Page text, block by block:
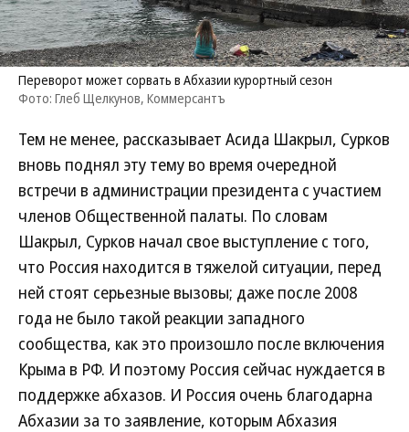
Переворот может сорвать в Абхазии курортный сезон
Фото: Глеб Щелкунов, Коммерсантъ
Тем не менее, рассказывает Асида Шакрыл, Сурков
вновь поднял эту тему во время очередной
встречи в администрации президента с участием
членов Общественной палаты. По словам
Шакрыл, Сурков начал свое выступление с того,
что Россия находится в тяжелой ситуации, перед
ней стоят серьезные вызовы; даже после 2008
года не было такой реакции западного
сообщества, как это произошло после включения
Крыма в РФ. И поэтому Россия сейчас нуждается в
поддержке абхазов. И Россия очень благодарна
Абхазии за то заявление, которым Абхазия